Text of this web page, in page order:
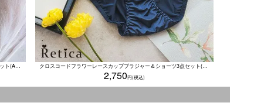
総フラワーレースチャーム付きカップブラジャー＆ショーツセット(A～F/65～80) クロスコードフラワーレースカップブラジャー＆ショーツ3点セット(A～F/65～80)
2,750